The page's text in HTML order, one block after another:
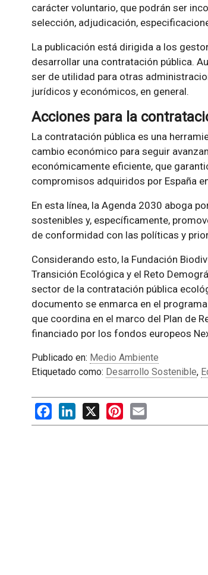
carácter voluntario, que podrán ser
selección, adjudicación,
La publicación está dirigida a los
desarrollar una contratación pública.
ser de utilidad para otras
jurídicos y económicos, en general.
Acciones para la
La contratación pública es una
cambio económico para seguir
económicamente eficiente, que
compromisos adquiridos por España
En esta línea, la Agenda 2030 aboga
sostenibles y, específicamente,
de conformidad con las políticas y
Considerando esto, la Fundación
Transición Ecológica y el Reto
sector de la contratación pública
documento se enmarca en el
que coordina en el marco del Plan de
financiado por los fondos europeos
Publicado en: Medio Ambiente
Etiquetado como: Desarrollo Sostenible,
FacebookLinkedIn Pinterest